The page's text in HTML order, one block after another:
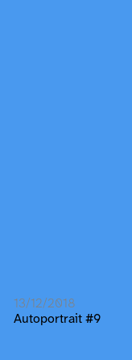
13/12/2018
Autoportrait #9